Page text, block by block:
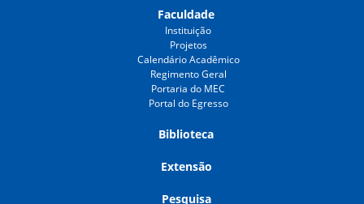
Faculdade
Instituição
Projetos
Calendário Acadêmico
Regimento Geral
Portaria do MEC
Portal do Egresso
Biblioteca
Extensão
Pesquisa